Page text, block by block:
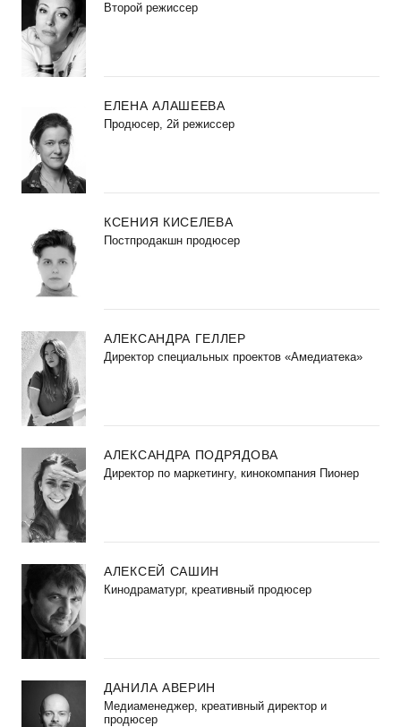
Второй режиссер
ЕЛЕНА АЛАШЕЕВА
Продюсер, 2й режиссер
КСЕНИЯ КИСЕЛЕВА
Постпродакшн продюсер
АЛЕКСАНДРА ГЕЛЛЕР
Директор специальных проектов «Амедиатека»
АЛЕКСАНДРА ПОДРЯДОВА
Директор по маркетингу, кинокомпания Пионер
АЛЕКСЕЙ САШИН
Кинодраматург, креативный продюсер
ДАНИЛА АВЕРИН
Медиаменеджер, креативный директор и
продюсер